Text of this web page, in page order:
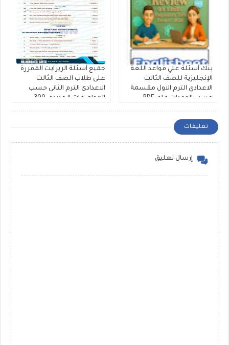
بنك أسئلة علي قواعد اللغة
الإنجليزية للصف الثالث
الاعدادي الترم الاول مقسمة
حسب الوحدات ملفPDF
جميع أسئلة الريرايت المقررة
على طلاب الصف الثالث
الاعدادى الترم الثانى حسب
المواصفات الجديده، 300
تعليقات
إرسال تعليق